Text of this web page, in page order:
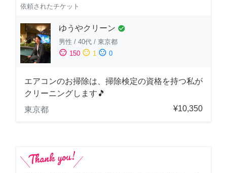
依頼されたチケット
ゆうやクリーン check_circle
男性 / 40代 / 東京都
sentiment_satisfied 150 sentiment_neutral 1 sentiment_dissatisfied 0
エアコンのお掃除は、掃除検定の資格を持つ私が
クリーニングします🎵
東京都
¥10,350